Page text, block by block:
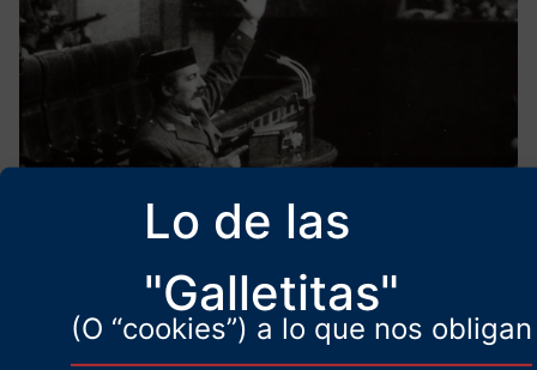
Lo de las
"Galletitas"
(O “cookies”) a lo que nos obligan
El real engaño del 23-F
23 de febrero de 2026